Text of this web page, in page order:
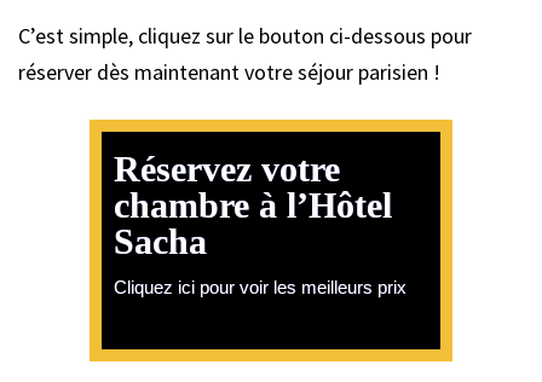
C’est simple, cliquez sur le bouton ci-dessous pour
réserver dès maintenant votre séjour parisien !
Réservez votre
chambre à l’Hôtel
Sacha
Cliquez ici pour voir les meilleurs prix